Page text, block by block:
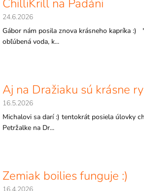
ChilliKrill na Padáni
24.6.2026
Gábor nám posila znova krásneho kapríka :)
obľúbená voda, k...
Aj na Dražiaku sú krásne
16.5.2026
Michalovi sa darí :) tentokrát posiela úlovky
Petržalke na Dr...
Zemiak boilies funguje :)